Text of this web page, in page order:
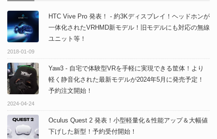
HTC Vive Pro 発表！ - 約3Kディスプレイ！ヘッドホンが
一体化されたVRHMD新モデル！旧モデルにも対応の無線
ユニット等！
2018-01-09
Yaw3 - 自宅で体験型VRを手軽に実現できる筐体！より
軽く静音化された最新モデルが2024年5月に発売予定！
予約注文開始！
2024-04-24
Oculus Quest 2 発表！小型軽量化＆性能アップ＆大幅値
下げした新型！予約受付開始！